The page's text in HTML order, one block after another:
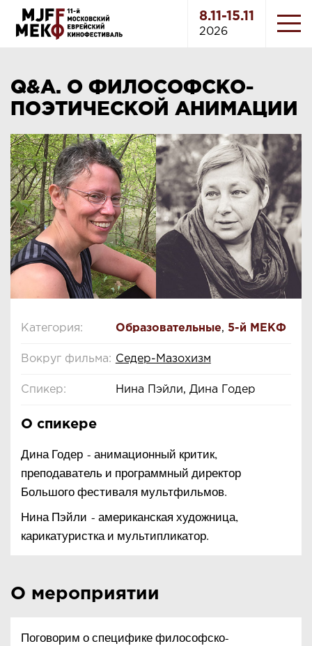
8.11-15.11
2026
Q&A. О ФИЛОСОФСКО-
ПОЭТИЧЕСКОЙ АНИМАЦИИ
Категория: Образовательные, 5-й МЕКФ
Вокруг фильма: Седер-Мазохизм
Спикер: Нина Пэйли, Дина Годер
О спикере
Дина Годер - анимационный критик,
преподаватель и программный директор
Большого фестиваля мультфильмов.
Нина Пэйли - американская художница,
карикатуристка и мультипликатор.
О мероприятии
Поговорим о специфике философско-